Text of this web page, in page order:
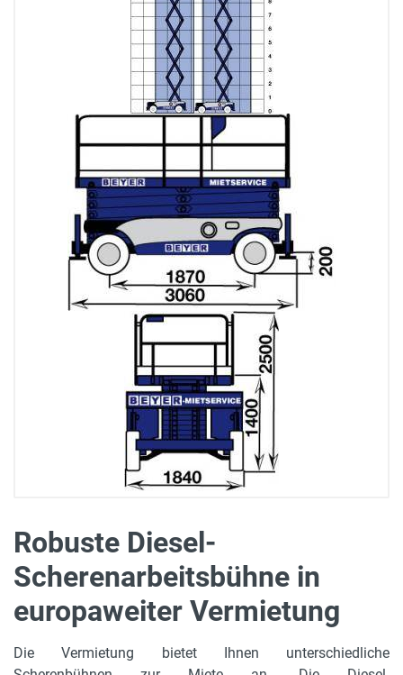
Robuste Diesel-
Scherenarbeitsbühne in
europaweiter Vermietung
Die Vermietung bietet Ihnen unterschiedliche